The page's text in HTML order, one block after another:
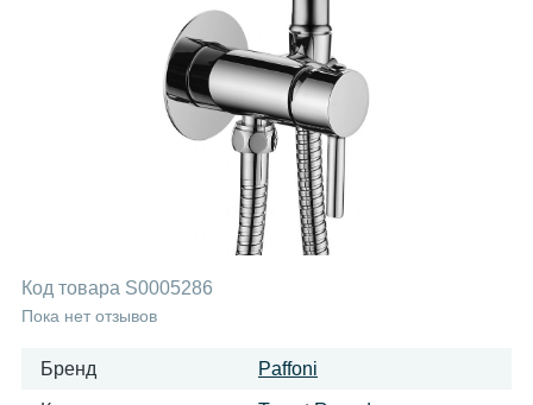
Код товара S0005286
Пока нет отзывов
Бренд Paffoni